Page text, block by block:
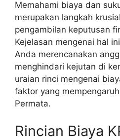
Memahami biaya dan
merupakan langkah
pengambilan keputusan
Kejelasan mengenai hal
Anda merencanakan
menghindari kejutan di
uraian rinci mengenai
faktor yang
Permata.
Rincian Biaya